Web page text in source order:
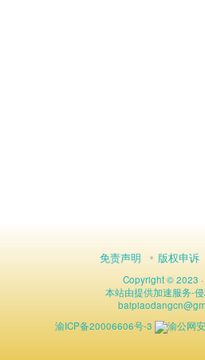
免责声明 版权申诉
Copyright © 2023 ·
本站由提供加速服务-
baipiaodangcn@
渝ICP备20006606号-3
渝公网